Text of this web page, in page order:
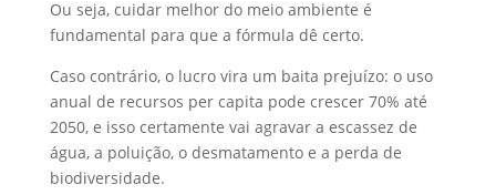
Ou seja, cuidar melhor do meio ambiente é
fundamental para que a fórmula dê certo.
Caso contrário, o lucro vira um baita prejuízo: o uso
anual de recursos per capita pode crescer 70% até
2050, e isso certamente vai agravar a escassez de
água, a poluição, o desmatamento e a perda de
biodiversidade.